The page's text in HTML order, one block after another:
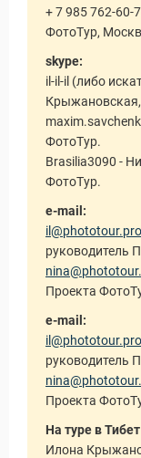
Туры
+ 7 985 762-60-
ФотоТур,
skype:
il-il-il (либо
Крыжановская,
ФотоТур.
Brasilia3090 -
ФотоТур.
e-mail:
il@phototour.pro
руководитель
Проекта
e-mail:
il@phototour.pro
руководитель
Проекта
На туре в
Илона